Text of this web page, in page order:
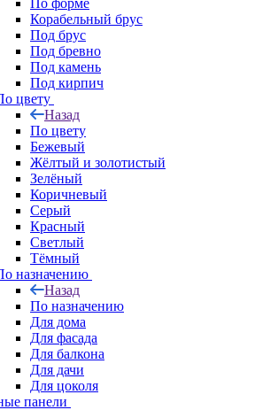
По форме
Корабельный брус
Под брус
Под бревно
Под камень
Под кирпич
цвету
Назад
По цвету
Бежевый
Жёлтый и золотистый
Зелёный
Коричневый
Серый
Красный
Светлый
Тёмный
назначению
Назад
По назначению
Для дома
Для фасада
Для балкона
Для дачи
Для цоколя
панели